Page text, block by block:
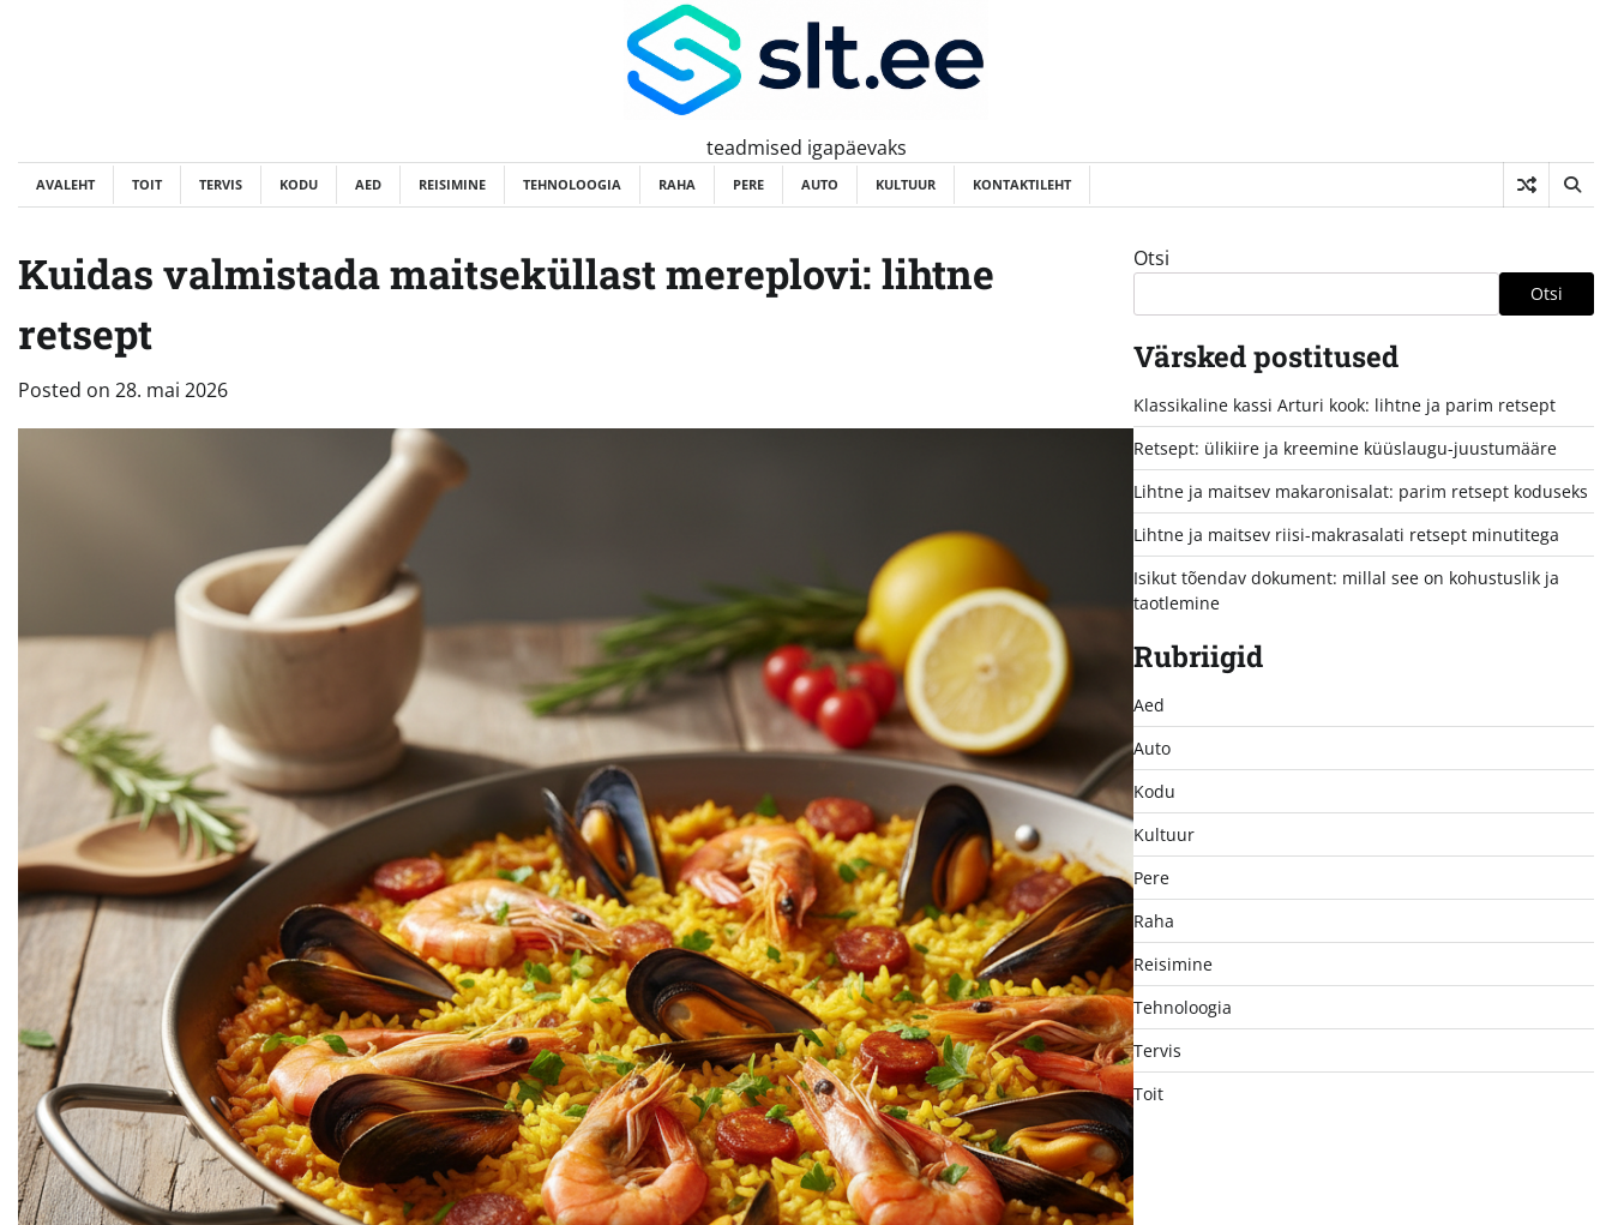
teadmised igapäevaks
AVALEHT TOIT TERVIS KODU AED REISIMINE TEHNOLOOGIA RAHA PERE AUTO KULTUUR KONTAKTILEHT
Kuidas valmistada maitseküllast mereplovi: lihtne
retsept
Posted on 28. mai 2026
Otsi
Otsi
Värsked postitused
Klassikaline kassi Arturi kook: lihtne ja parim retsept
Retsept: ülikiire ja kreemine küüslaugu-juustumääre
Lihtne ja maitsev makaronisalat: parim retsept koduseks
Lihtne ja maitsev riisi-makrasalati retsept minutitega
Isikut tõendav dokument: millal see on kohustuslik ja
taotlemine
Rubriigid
Aed
Auto
Kodu
Kultuur
Pere
Raha
Reisimine
Tehnoloogia
Tervis
Toit